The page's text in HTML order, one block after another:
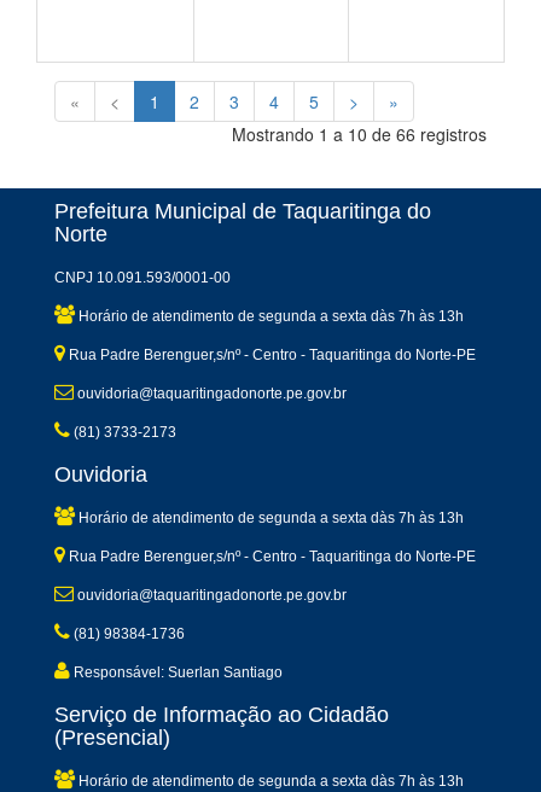
« < 1 2 3 4 5 >
»
Mostrando 1 a 10 de 66 registros
Prefeitura Municipal de Taquaritinga do
Norte
CNPJ 10.091.593/0001-00
Horário de atendimento de segunda a sexta dàs 7h às 13h
Rua Padre Berenguer,s/nº - Centro - Taquaritinga do Norte-PE
ouvidoria@taquaritingadonorte.pe.gov.br
(81) 3733-2173
Ouvidoria
Horário de atendimento de segunda a sexta dàs 7h às 13h
Rua Padre Berenguer,s/nº - Centro - Taquaritinga do Norte-PE
ouvidoria@taquaritingadonorte.pe.gov.br
(81) 98384-1736
Responsável: Suerlan Santiago
Serviço de Informação ao Cidadão
(Presencial)
Horário de atendimento de segunda a sexta dàs 7h às 13h